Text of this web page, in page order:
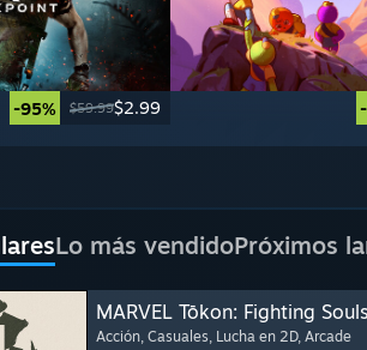
-95% $59.99$2.99
Lo más vendidoPróximos
MARVEL Tōkon: Fighting Souls
Acción, Casuales, Lucha en 2D, Arcade